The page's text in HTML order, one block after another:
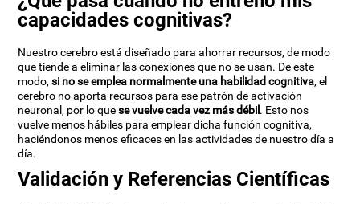
capacidades cognitivas?
Nuestro cerebro está diseñado para ahorrar recursos, de modo
que tiende a eliminar las conexiones que no se usan. De este
modo,si no se emplea normalmente una habilidad cognitiva, el
cerebro no aporta recursos para ese patrón de activación
neuronal, por lo quese vuelve cada vez más débil . Esto nos
vuelve menos hábiles para emplear dicha función cognitiva,
haciéndonos menos eficaces en las actividades de nuestro día a
día.
Validación y Referencias Científicas